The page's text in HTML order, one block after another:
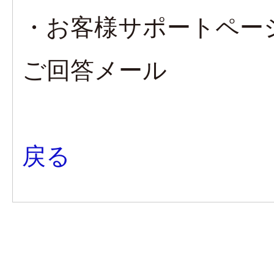
・お客様サポートペ
ご回答メール
戻る